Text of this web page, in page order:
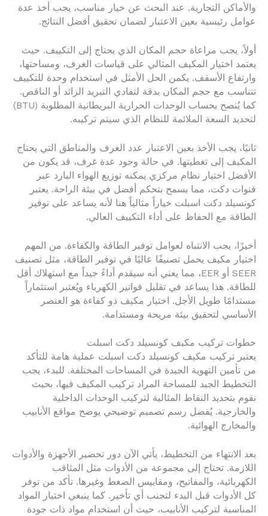
والأماكن التجارية. عند البحث عن خيار مناسب، يجب أخذ عدة
عوامل رئيسية بعين الاعتبار لضمان تحقيق أفضل النتائج.
أولاً، يجب مراعاة حجم المكان الذي يحتاج إلى التكييف. حيث
يعتمد اختيار المكيف المثالي على قياسات الغرف، ومساحتها،
وارتفاع الأسقف. يكمن الحل الأمثل في استخدام وحدة للتكييف
تتناسب مع حجم المكان بدقة لتفادي التبريد الزائد أو الناقص.
كما يُنصح بحساب الوحدات الحرارية البريطانية المطلوبة (BTU)
لتحديد السعة الملائمة للنظام الذي سيتم تركيبه.
ثانيًا، يجب الأخذ بعين الاعتبار عدد الغرف والمناطق التي يحتاج
المكيف إلى تغطيتها. في حالة وجود عدة غرف، قد يكون من
الأفضل اختيار نظام مركزي يمكنه توزيع الهواء البارد عبر
قنوات دكت، مما يسمح بتحكم أفضل في بيئة الراحة. يعتبر
كونسيلد دكت اسبلت خياراً مثالياً هنا لأنه يساعد على توفير
الطاقة مع الحفاظ على أداء التكييف العالي.
أخيرًا، يجب الانتباه لعوامل توفير الطاقة والكفاءة. من المهم
اختيار مكيف يحمل تصنيفًا عاليًا في توفير الطاقة، مثل تصنيف
SEER أو EER، مما يعني أنه سيقدم أداءً جيداً مع استهلاك أقل
للطاقة. هذا يساعد في تقليل فواتير الكهرباء ويُعتبر استثماراً
مستدامًا طويل الأجل. اختيار مكيف ذو كفاءة هو العنصر
الأساسي لتحقيق بيئة مريحة ومستدامة.
خطوات تركيب مكيف كونسيلد دكت اسبلت
يعتبر تركيب مكيف كونسيلد دكت اسبلت عملية هامة للتأكد
من تأمين التهوية الجيدة في المساحات المختلفة. للبدء، يجب
التخطيط الجيد للمساحة المراد تركيب المكيف فيها، بحيث
نقوم بتحديد النقاط المثالية لتركيب الوحدات الداخلية
والخارجية. يُفضل رسم تصميم توضيحي يوضح مواقع الأنابيب
والمخارج الهوائية.
بعد الانتهاء من التخطيط، يأتي الآن دور تحضير الأجهزة والأدوات
اللازمة. تحتاج إلى مجموعة من الأدوات مثل المثاقب
الكهربائية، والمفاتيح، ومقاييس الضغط وغيرها. تأكد من توفر
كل الأدوات قبل البدء لتجنب أي تأخير. كما ينبغي اختيار المواد
المناسبة لتركيب الأنابيب، حيث أن استخدام مواد ذات جودة